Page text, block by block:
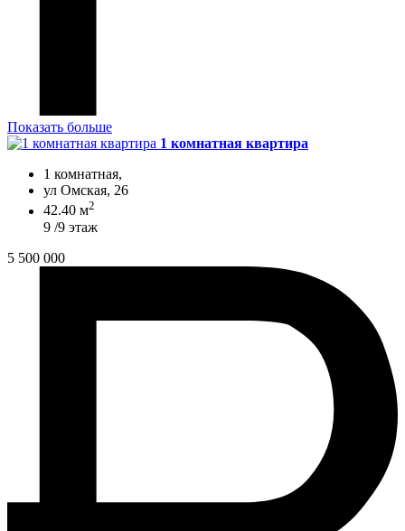
Показать больше
1 комнатная квартира
1 комнатная,
ул Омская, 26
42.40 м2
9 /9 этаж
5 500 000